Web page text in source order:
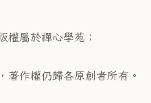
權屬於禪心學苑；
著作權仍歸各原創者所有。